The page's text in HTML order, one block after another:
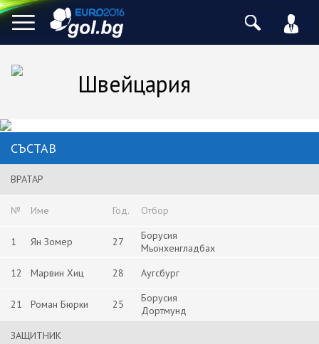
Швейцария
СЪСТАВ
ВРАТАР
№ Име Год. Отбор
1 Ян Зомер 27
Борусия
Мьонхенгладбах
12
Марвин Хиц 28 Аугсбург
21 Роман Бюрки 25
Борусия
Дортмунд
ЗАЩИТНИК